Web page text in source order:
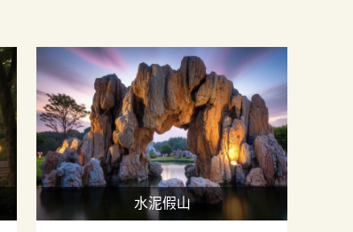
水泥假山